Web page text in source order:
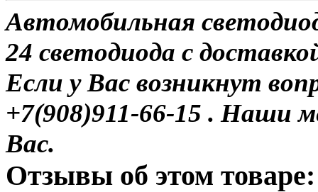
Автомобильная
24 светодиода с
Если у Вас возникнут
+7(908)911-66-15 . Наши
Вас.
Отзывы об этом товаре: